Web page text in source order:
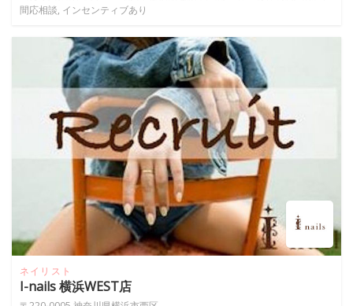
間応相談, インセンティブあり
ネイリスト
I-nails 横浜WEST店